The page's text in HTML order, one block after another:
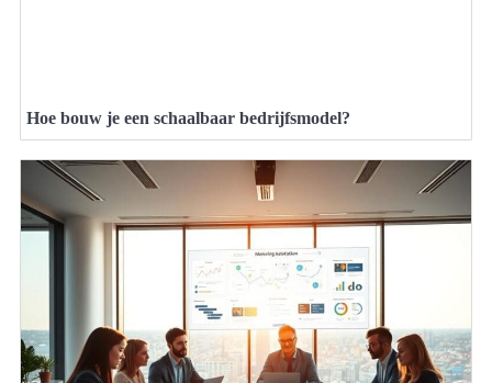
Hoe bouw je een schaalbaar bedrijfsmodel?